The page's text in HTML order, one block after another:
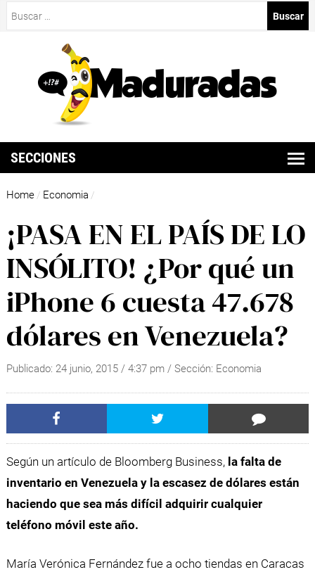
SECCIONES
Home / Economia /
¡PASA EN EL PAÍS DE LO
INSÓLITO! ¿Por qué un
iPhone 6 cuesta 47.678
dólares en Venezuela?
Publicado: 24 junio, 2015/ 4:37 pm / Sección: Economia
Según un artículo de Bloomberg Business, la falta de
inventario en Venezuela y la escasez de dólares están
haciendo que sea más difícil adquirir cualquier
teléfono móvil este año.
María Verónica Fernández fue a ocho tiendas en Caracas